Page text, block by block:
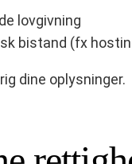
lovgivning
bistand (fx
dine oplysninger.